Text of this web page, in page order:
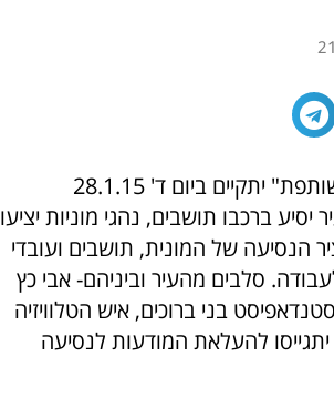
"יום הנסיעה המשותפת" יתקיים ביום ד' 28.1.15
ברכבו תושבים, נהגי מוניות יציעו
הנסיעה של המונית, תושבים ועובדי
סלבים מהעיר וביניהם- אבי כץ
בני ברוכים, איש הטלוויזיה
יתגייסו להעלאת המודעות לנסיעה